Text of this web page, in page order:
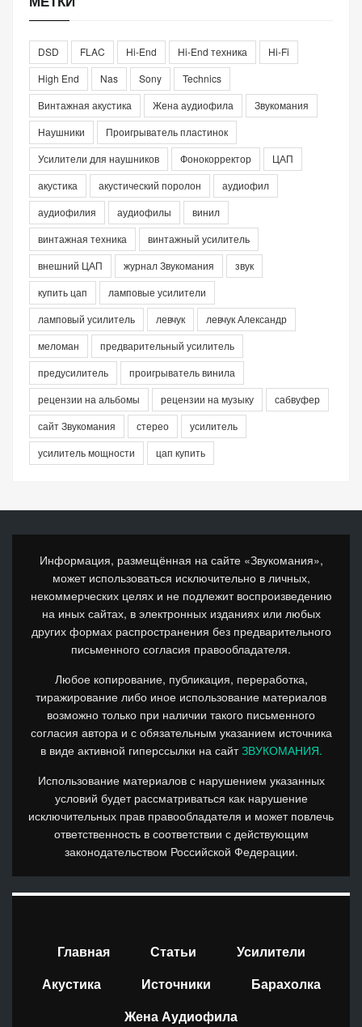
DSD FLAC Hi-End Hi-End техника
Hi-Fi
High End
Nas Sony
Technics
Винтажная акустика
Жена аудиофила
Звукомания
Наушники
Проигрыватель пластинок
Усилители для наушников
Фонокорректор
ЦАП
акустика
акустический поролон
аудиофил
аудиофилия
аудиофилы
винил
винтажная техника
винтажный усилитель
внешний ЦАП
журнал Звукомания
звук
купить цап
ламповые усилители
ламповый усилитель
левчук
левчук Александр
меломан
предварительный усилитель
предусилитель
проигрыватель винила
рецензии на альбомы
рецензии на музыку
сабвуфер
сайт Звукомания
стерео
усилитель
усилитель мощности
цап купить
Информация, размещённая на сайте «Звукомания»,
может использоваться исключительно в личных,
некоммерческих целях и не подлежит воспроизведению
на иных сайтах, в электронных изданиях или любых
других формах распространения без предварительного
письменного согласия правообладателя.
Любое копирование, публикация, переработка,
тиражирование либо иное использование материалов
возможно только при наличии такого письменного
согласия автора и с обязательным указанием источника
в виде активной гиперссылки на сайтЗВУКОМАНИЯ.
Использование материалов с нарушением указанных
условий будет рассматриваться как нарушение
исключительных прав правообладателя и может повлечь
ответственность в соответствии с действующим
законодательством Российской Федерации.
Главная Статьи
Усилители
Акустика
Источники
Барахолка
Жена Аудиофила